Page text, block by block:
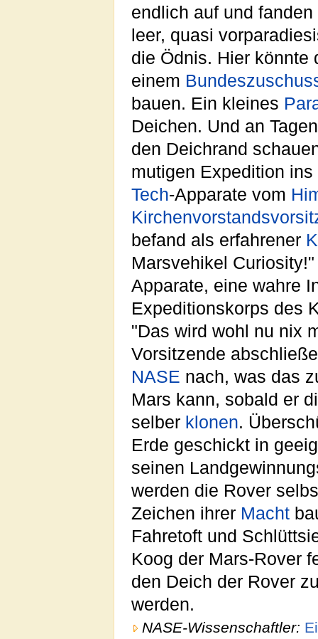
endlich auf und
leer, quasi
die Ödnis. Hier könnte
einem
bauen. Ein kleines
Deichen. Und an
den Deichrand
mutigen Expedition ins
Tech-Apparate vom
befand als erfahrener
Marsvehikel
Apparate, eine wahre
Expeditionskorps des
"Das wird wohl nu nix
Vorsitzende
NASE nach, was das
Mars kann, sobald er
selber klonen.
Erde geschickt in
seinen
werden die Rover
Zeichen ihrer Macht
Fahretoft und
Koog der Mars-Rover
den Deich der Rover
werden.
NASE-Wissenschaftler: